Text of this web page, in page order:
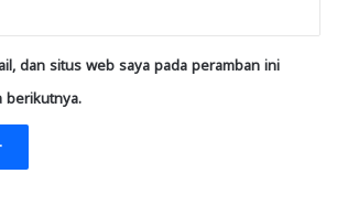
dan situs web saya pada peramban ini
berikutnya.